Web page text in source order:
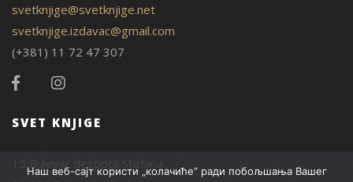
svetknjige@svetknjige.net
svetknjige.izdavac@gmail.com
(+381) 11 72 47 307
SVET KNJIGE
Наш веб-сајт користи „колачиће“ ради побољшања Вашег